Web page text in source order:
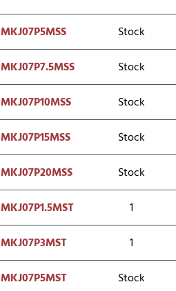
MKJ07P5MSS Stock
MKJ07P7.5MSS Stock
MKJ07P10MSS Stock
MKJ07P15MSS Stock
MKJ07P20MSS Stock
MKJ07P1.5MST 1
MKJ07P3MST 1
MKJ07P5MST Stock